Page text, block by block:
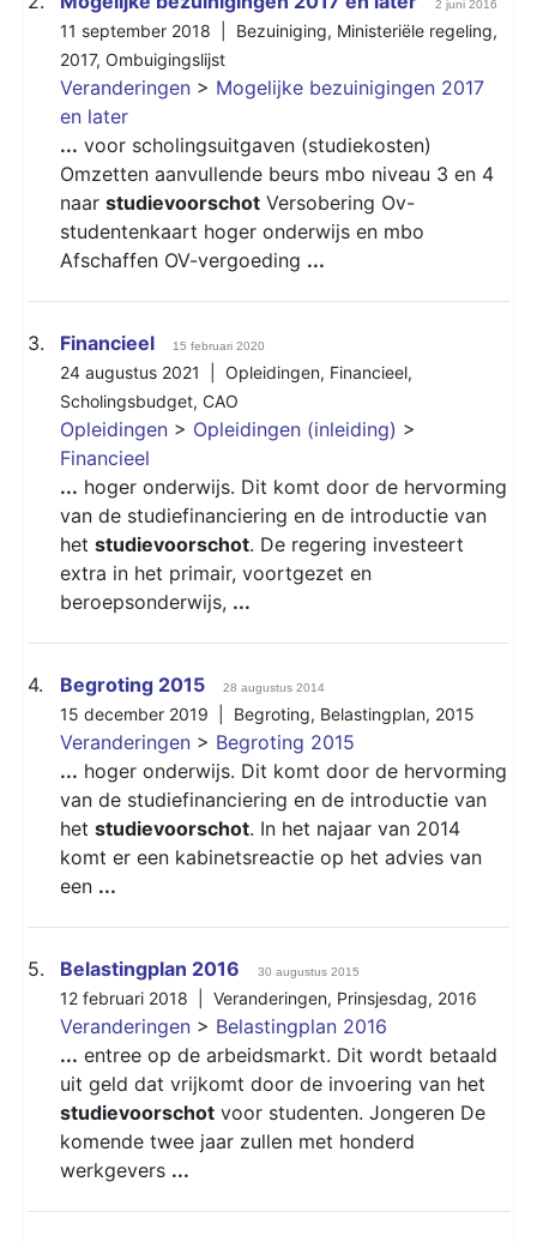
2 juni 2016
11 september 2018 | Bezuiniging, Ministeriële regeling,
2017, Ombuigingslijst
Veranderingen > Mogelijke bezuinigingen 2017
en later
... voor scholingsuitgaven (studiekosten)
Omzetten aanvullende beurs mbo niveau 3 en 4
naar studievoorschot Versobering Ov-
studentenkaart hoger onderwijs en mbo
Afschaffen OV-vergoeding ...
3. Financieel 15 februari 2020
24 augustus 2021 | Opleidingen, Financieel,
Scholingsbudget, CAO
Opleidingen > Opleidingen (inleiding) >
Financieel
... hoger onderwijs. Dit komt door de hervorming
van de studiefinanciering en de introductie van
het studievoorschot. De regering investeert
extra in het primair, voortgezet en
beroepsonderwijs, ...
4. Begroting 2015 28 augustus 2014
15 december 2019 | Begroting, Belastingplan, 2015
Veranderingen > Begroting 2015
... hoger onderwijs. Dit komt door de hervorming
van de studiefinanciering en de introductie van
het studievoorschot. In het najaar van 2014
komt er een kabinetsreactie op het advies van
een ...
5. Belastingplan 2016 30 augustus 2015
12 februari 2018 | Veranderingen, Prinsjesdag, 2016
Veranderingen > Belastingplan 2016
... entree op de arbeidsmarkt. Dit wordt betaald
uit geld dat vrijkomt door de invoering van het
studievoorschot voor studenten. Jongeren De
komende twee jaar zullen met honderd
werkgevers ...